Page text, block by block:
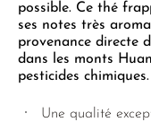
KARIGANE
KONACHA
MATCHA IRI
MIZUDASHI
YAME
COFFRETS &
possible. Ce thé
ses notes très
provenance directe
dans les monts
pesticides chimiques.
Une qualité